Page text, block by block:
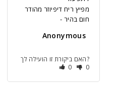
מפיץ ריח דיפיוזר מהודר
חום בהיר
Anonymous
האם ביקורת זו הועילה לך?
0
0